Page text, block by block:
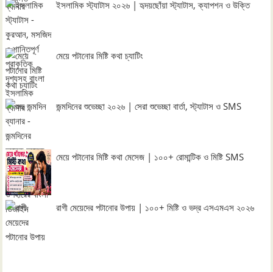
ইসলামিক স্ট্যাটাস ২০২৬ | হৃদয়ছোঁয়া স্ট্যাটাস, ক্যাপশন ও উক্তি
মেয়ে পটানোর মিষ্টি কথা চ্যাটিং
জন্মদিনের শুভেচ্ছা ২০২৬ | সেরা শুভেচ্ছা বার্তা, স্ট্যাটাস ও SMS
মেয়ে পটানোর মিষ্টি কথা মেসেজ | ১০০+ রোমান্টিক ও মিষ্টি SMS
রাগী মেয়েদের পটানোর উপায় | ১০০+ মিষ্টি ও ভদ্র এসএমএস ২০২৬